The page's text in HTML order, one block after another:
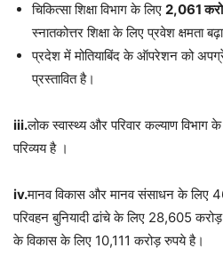
चिकित्सा शिक्षा विभाग के लिए 2,061
स्नातकोत्तर शिक्षा के लिए प्रवेश क्षमता
प्रदेश में मोतियाबिंद के ऑपरेशन को
प्रस्तावित है।
iii.लोक स्वास्थ्य और परिवार कल्याण
परिव्यय है ।
iv.मानव विकास और मानव संसाधन के लिए
परिवहन बुनियादी ढांचे के लिए 28,605
के विकास के लिए 10,111 करोड़ रुपये है।